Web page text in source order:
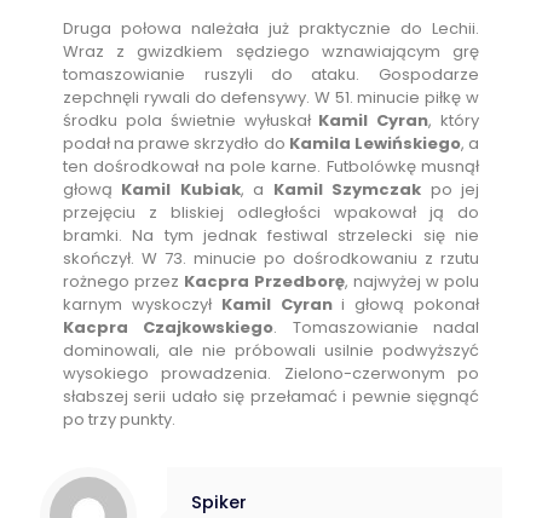
Druga połowa należała już praktycznie do Lechii.
Wraz z gwizdkiem sędziego wznawiającym grę
tomaszowianie ruszyli do ataku. Gospodarze
zepchnęli rywali do defensywy. W 51. minucie piłkę w
środku pola świetnie wyłuskał Kamil Cyran, który
podał na prawe skrzydło do Kamila Lewińskiego, a
ten dośrodkował na pole karne. Futbolówkę musnął
głową Kamil Kubiak, a Kamil Szymczak po jej
przejęciu z bliskiej odległości wpakował ją do
bramki. Na tym jednak festiwal strzelecki się nie
skończył. W 73. minucie po dośrodkowaniu z rzutu
rożnego przez Kacpra Przedborę, najwyżej w polu
karnym wyskoczył Kamil Cyrani głową pokonał
Kacpra Czajkowskiego. Tomaszowianie nadal
dominowali, ale nie próbowali usilnie podwyższyć
wysokiego prowadzenia. Zielono-czerwonym po
słabszej serii udało się przełamać i pewnie sięgnąć
po trzy punkty.
Spiker